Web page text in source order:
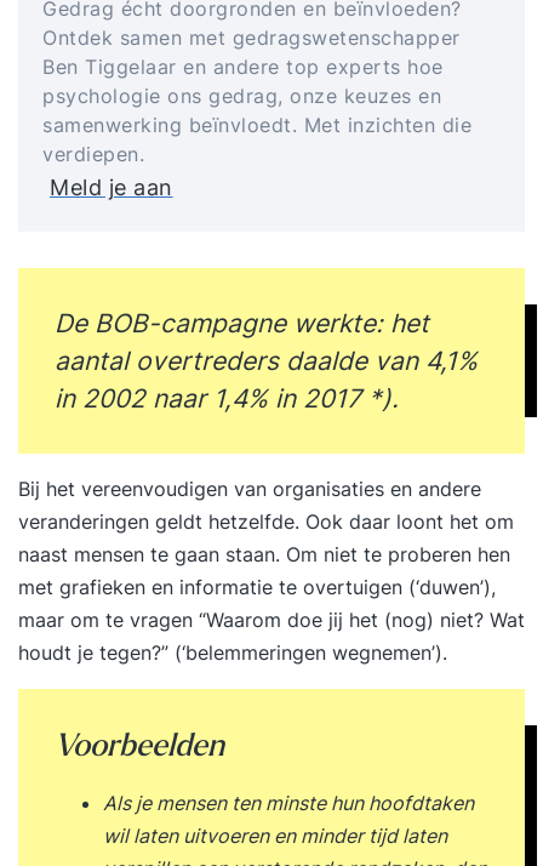
Gedrag écht doorgronden en beïnvloeden?
Ontdek samen met gedragswetenschapper
Ben Tiggelaar en andere top experts hoe
psychologie ons gedrag, onze keuzes en
samenwerking beïnvloedt. Met inzichten die
verdiepen.
Meld je aan
De BOB-campagne werkte: het
aantal overtreders daalde van 4,1%
in 2002 naar 1,4% in 2017 *).
Bij het vereenvoudigen van organisaties en andere
veranderingen geldt hetzelfde. Ook daar loont het om
naast mensen te gaan staan. Om niet te proberen hen
met grafieken en informatie te overtuigen (‘duwen’),
maar om te vragen “Waarom doe jij het (nog) niet? Wat
houdt je tegen?” (‘belemmeringen wegnemen’).
Voorbeelden
Als je mensen ten minste hun hoofdtaken
wil laten uitvoeren en minder tijd laten